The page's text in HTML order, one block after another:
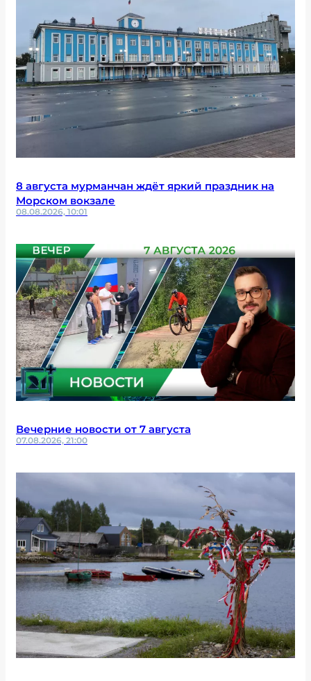
8 августа мурманчан ждёт яркий праздник на
Морском вокзале
08.08.2026, 10:01
Вечерние новости от 7 августа
07.08.2026, 21:00